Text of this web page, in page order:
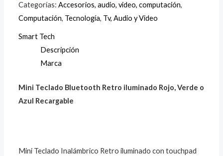
Categorías:Accesorios, audio, video, computación,
Computación, Tecnología, Tv, Audio y Video
Smart Tech
Descripción
Marca
Mini Teclado Bluetooth Retro iluminado Rojo, Verde o
Azul Recargable
Mini Teclado Inalámbrico Retro iluminado con touchpad